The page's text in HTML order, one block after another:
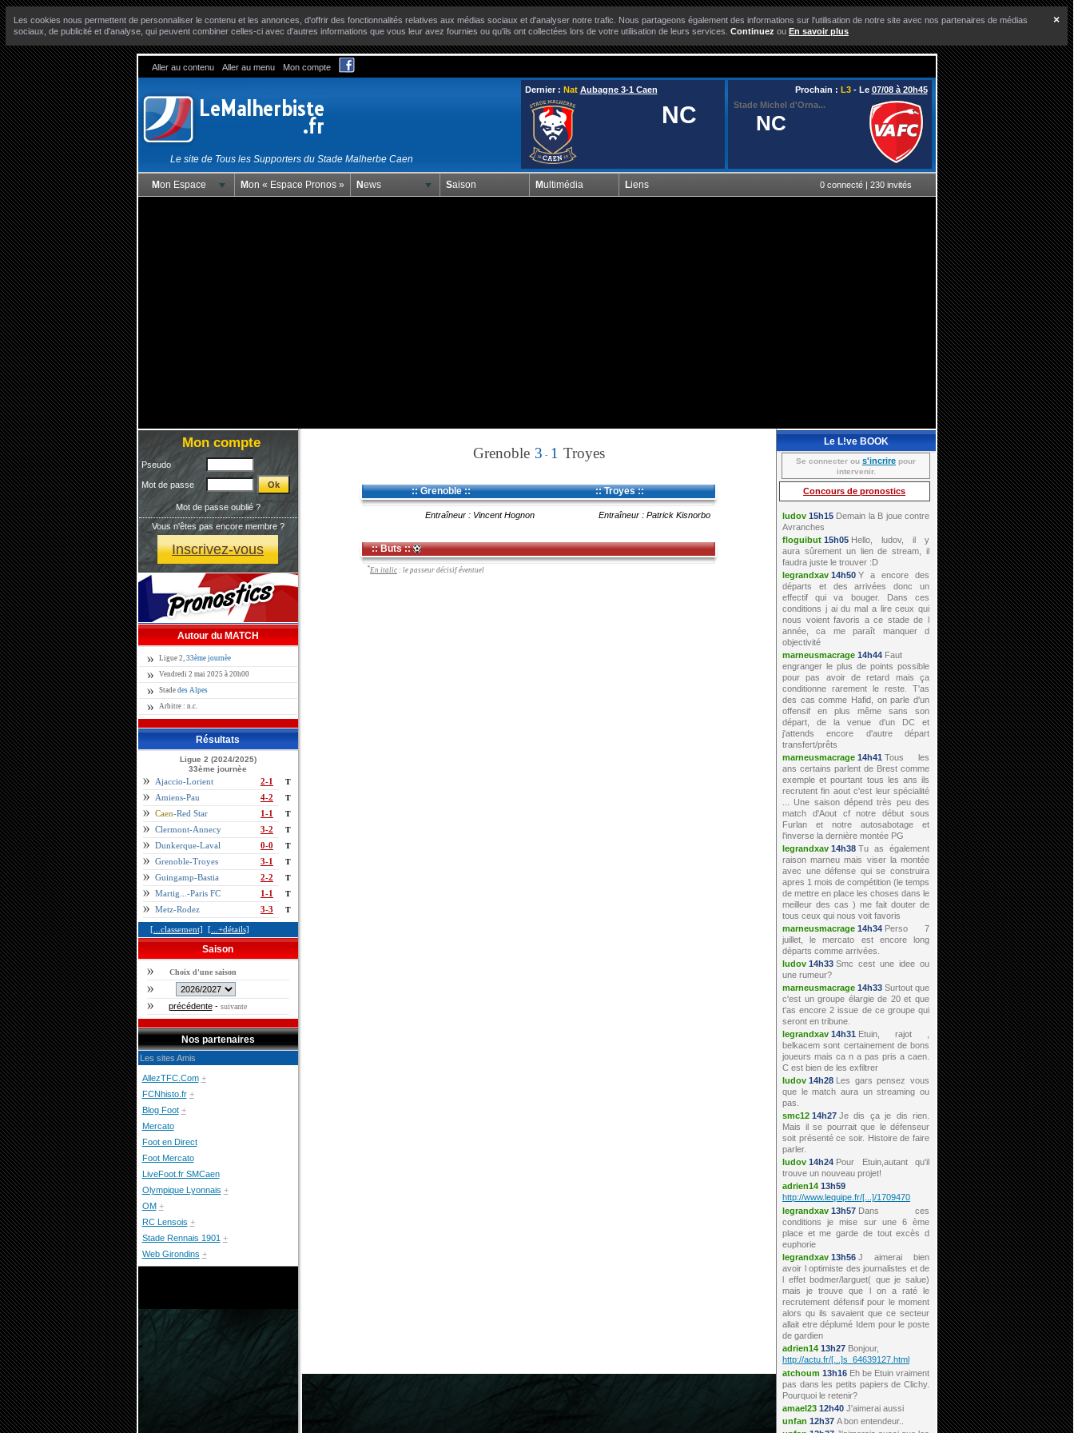
×
Les cookies nous permettent de personnaliser le contenu et les annonces, d'offrir des fonctionnalités relatives aux médias sociaux et d'analyser notre trafic. Nous partageons également des informations sur l'utilisation de notre site avec nos partenaires de médias
sociaux, de publicité et d'analyse, qui peuvent combiner celles-ci avec d'autres informations que vous leur avez fournies ou qu'ils ont collectées lors de votre utilisation de leurs services. Continuez ou En savoir plus
Aller au contenu Aller au menu Mon compte
Le site de Tous les Supporters du Stade Malherbe Caen
Dernier : Nat Aubagne 3-1 Caen
NC
Prochain : L3- Le 07/08 à 20h45
Stade Michel d'Orna...
NC
Mon Espace Mon « Espace Pronos » News Saison Multimédia Liens 0 connecté | 230 invités
Mon compte
Pseudo
Mot de passe
Mot de passe oublié ?
Vous n'êtes pas encore membre ?
Inscrivez-vous
Autour du MATCH
Ligue 2, 33ème journèe
Vendredi 2 mai 2025 à 20h00
Stade des Alpes
Arbitre : n.c.
Résultats
Ligue 2 (2024/2025)
33ème journèe
Ajaccio-Lorient 2-1 T
Amiens-Pau 4-2 T
Caen-Red Star 1-1 T
Clermont-Annecy 3-2 T
Dunkerque-Laval 0-0 T
Grenoble-Troyes 3-1 T
Guingamp-Bastia 2-2 T
Martig...-Paris FC 1-1 T
Metz-Rodez 3-3 T
[...classement] [...+détails]
Saison
Choix d'une saison
précédente- suivante
Nos partenaires
Les sites Amis
AllezTFC.Com +
FCNhisto.fr +
Blog Foot +
Mercato
Foot en Direct
Foot Mercato
LiveFoot.fr SMCaen
Olympique Lyonnais +
OM +
RC Lensois +
Stade Rennais 1901 +
Web Girondins +
Grenoble 3 - 1 Troyes
:: Grenoble :: :: Troyes ::
Entraîneur : Vincent Hognon Entraîneur : Patrick Kisnorbo
:: Buts ::
*En italic : le passeur décisif éventuel
Le L!ve BOOK
Se connecter ou s'incrire pour
intervenir.
Concours de pronostics